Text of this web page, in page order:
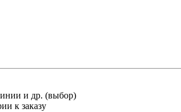
и др. (выбор)
к заказу